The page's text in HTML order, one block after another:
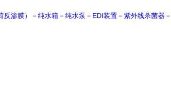
渗膜）－纯水箱－纯水泵－ EDI装置－紫外线杀菌器－